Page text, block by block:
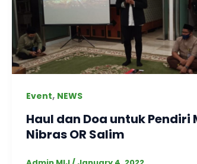
Event, NEWS
Haul dan Doa untuk Pendiri
Nibras OR Salim